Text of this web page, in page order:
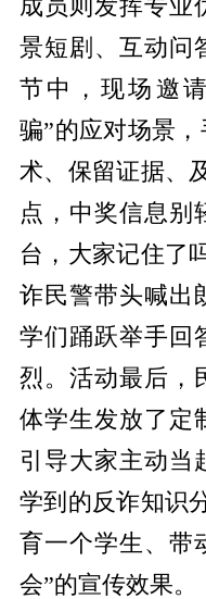
成员则发挥专业
景短剧、互动问
节中，现场邀
骗”的应对场景
术、保留证据、
点，中奖信息别
台，大家记住了
诈民警带头喊出
学们踊跃举手回
烈。活动最后，
体学生发放了定
引导大家主动当
学到的反诈知识
育一个学生、带
会”的宣传效果。